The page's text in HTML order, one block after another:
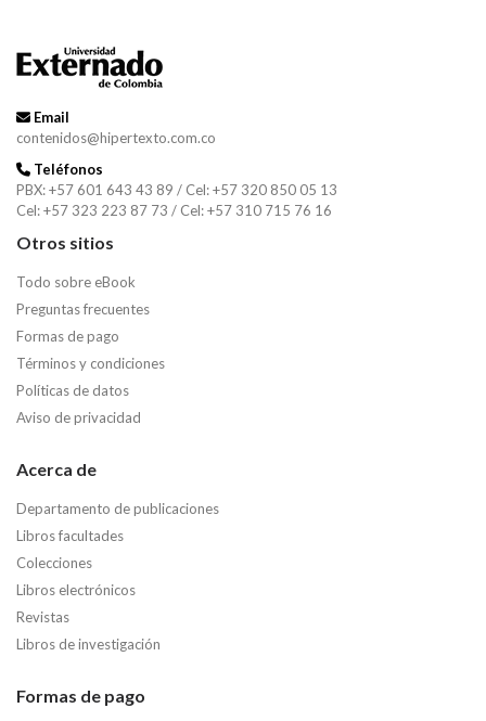
Email
contenidos@hipertexto.com.co
Teléfonos
PBX: +57 601 643 43 89 / Cel: +57 320 850 05 13
Cel: +57 323 223 87 73 / Cel: +57 310 715 76 16
Otros sitios
Todo sobre eBook
Preguntas frecuentes
Formas de pago
Términos y condiciones
Políticas de datos
Aviso de privacidad
Acerca de
Departamento de publicaciones
Libros facultades
Colecciones
Libros electrónicos
Revistas
Libros de investigación
Formas de pago